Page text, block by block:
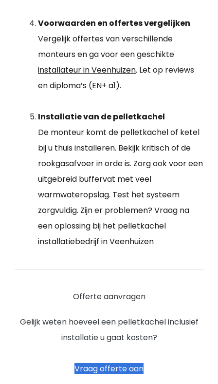
Voorwaarden en offertes vergelijken
Vergelijk offertes van verschillende
monteurs en ga voor een geschikte
installateur in Veenhuizen. Let op reviews
en diploma’s (EN+ a1).
Installatie van de pelletkachel
De monteur komt de pelletkachel of ketel
bij u thuis installeren. Bekijk kritisch of de
rookgasafvoer in orde is. Zorg ook voor een
uitgebreid buffervat met veel
warmwateropslag. Test het systeem
zorgvuldig. Zijn er problemen? Vraag na
een oplossing bij het pelletkachel
installatiebedrijf in Veenhuizen
Offerte aanvragen
Gelijk weten hoeveel een pelletkachel inclusief
installatie u gaat kosten?
Vraag offerte aan